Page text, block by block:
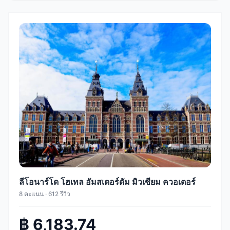
ลีโอนาร์โด โฮเทล อัมสเตอร์ดัม มิวเซียม ควอเตอร์
8 คะแนน · 612 รีวิว
฿ 6,183.74